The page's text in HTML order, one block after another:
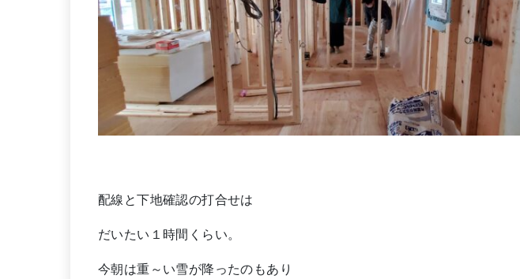
配線と下地確認の打合せは
だいたい１時間くらい。
今朝は重～い雪が降ったのもあり